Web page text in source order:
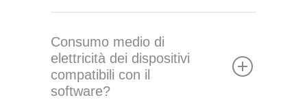
Consumo medio di
elettricità dei dispositivi
compatibili con il
software?